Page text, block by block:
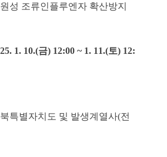
성 조류인플루엔자 확산방지
1. 10.(금) 12:00 ~ 1. 11.(토) 12:
특별자치도 및 발생계열사(전